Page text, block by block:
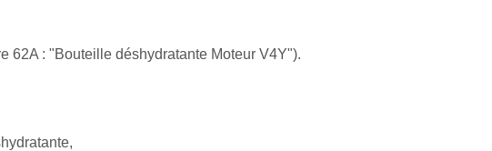
62A : "Bouteille déshydratante Moteur V4Y").